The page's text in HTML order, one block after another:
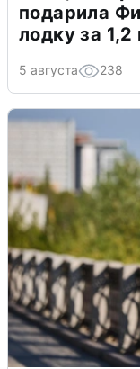
подарила
лодку за
5 августа 238